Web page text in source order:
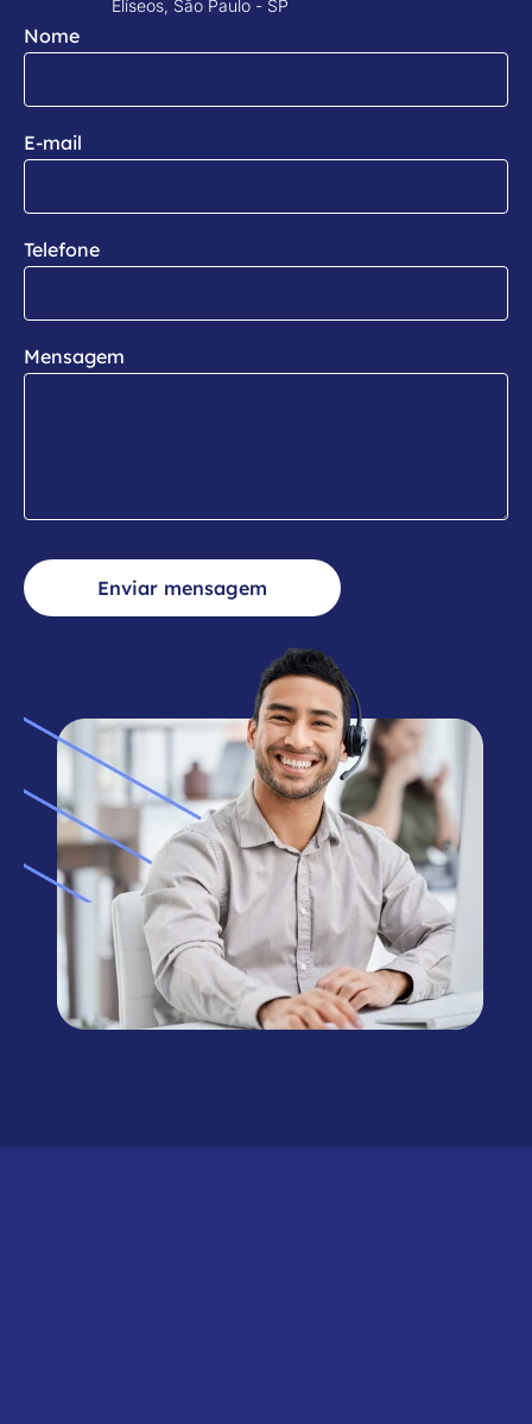
Elíseos, São Paulo - SP
Nome
E-mail
Telefone
Mensagem
Enviar mensagem